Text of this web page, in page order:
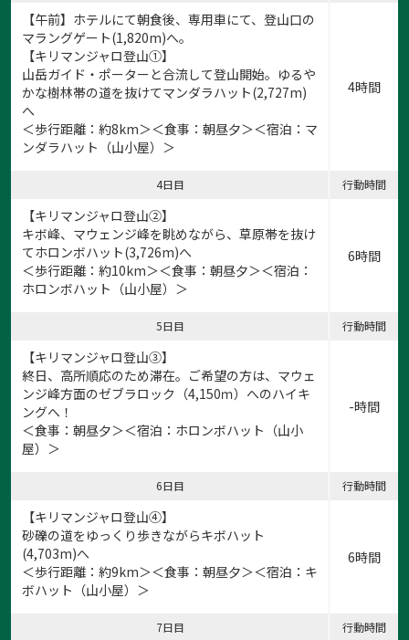
【午前】ホテルにて朝食後、専用車にて、登山口の
マラングゲート(1,820m)へ。
【キリマンジャロ登山①】
山岳ガイド・ポーターと合流して登山開始。ゆるや
かな樹林帯の道を抜けてマンダラハット(2,727m)
へ
＜歩行距離：約8km＞＜食事：朝昼夕＞＜宿泊：マ
ンダラハット（山小屋）＞
4時間
4日目 行動時間
【キリマンジャロ登山②】
キボ峰、マウェンジ峰を眺めながら、草原帯を抜け
てホロンボハット(3,726m)へ
＜歩行距離：約10km＞＜食事：朝昼夕＞＜宿泊：
ホロンボハット（山小屋）＞
6時間
5日目 行動時間
【キリマンジャロ登山③】
終日、高所順応のため滞在。ご希望の方は、マウェ
ンジ峰方面のゼブラロック（4,150ｍ）へのハイキ
ングへ！
＜食事：朝昼夕＞＜宿泊：ホロンボハット（山小
屋）＞
-時間
6日目 行動時間
【キリマンジャロ登山④】
砂礫の道をゆっくり歩きながらキボハット
(4,703m)へ
＜歩行距離：約9km＞＜食事：朝昼夕＞＜宿泊：キ
ボハット（山小屋）＞
6時間
7日目 行動時間